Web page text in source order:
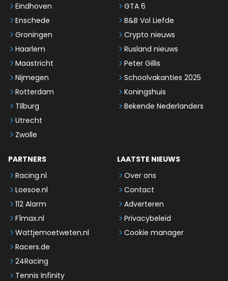
Eindhoven
Enschede
Groningen
Haarlem
Maastricht
Nijmegen
Rotterdam
Tilburg
Utrecht
Zwolle
GTA 6
B&B Vol Liefde
Crypto nieuws
Rusland nieuws
Peter Gillis
Schoolvakanties 2025
Koningshuis
Bekende Nederlanders
PARTNERS
Racing.nl
Loesoe.nl
112 Alarm
F1max.nl
Wattjemoetweten.nl
Racers.de
24Racing
Tennis Infinity
LAATSTE NIEUWS
Over ons
Contact
Adverteren
Privacybeleid
Cookie manager